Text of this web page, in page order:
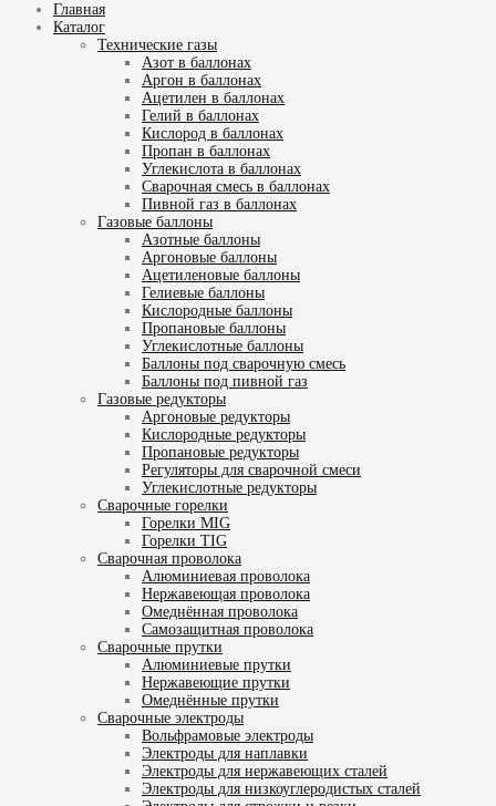
Главная
Каталог
Технические газы
Азот в баллонах
Аргон в баллонах
Ацетилен в баллонах
Гелий в баллонах
Кислород в баллонах
Пропан в баллонах
Углекислота в баллонах
Сварочная смесь в баллонах
Пивной газ в баллонах
Газовые баллоны
Азотные баллоны
Аргоновые баллоны
Ацетиленовые баллоны
Гелиевые баллоны
Кислородные баллоны
Пропановые баллоны
Углекислотные баллоны
Баллоны под сварочную смесь
Баллоны под пивной газ
Газовые редукторы
Аргоновые редукторы
Кислородные редукторы
Пропановые редукторы
Регуляторы для сварочной смеси
Углекислотные редукторы
Сварочные горелки
Горелки MIG
Горелки TIG
Сварочная проволока
Алюминиевая проволока
Нержавеющая проволока
Омеднённая проволока
Самозащитная проволока
Сварочные прутки
Алюминиевые прутки
Нержавеющие прутки
Омеднённые прутки
Сварочные электроды
Вольфрамовые электроды
Электроды для наплавки
Электроды для нержавеющих сталей
Электроды для низкоуглеродистых сталей